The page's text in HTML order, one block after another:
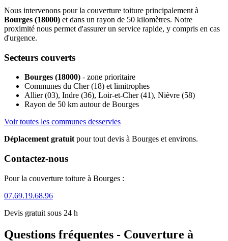
Nous intervenons pour la couverture toiture principalement à
Bourges (18000) et dans un rayon de 50 kilomètres. Notre
proximité nous permet d'assurer un service rapide, y compris en cas
d'urgence.
Secteurs couverts
Bourges (18000) - zone prioritaire
Communes du Cher (18) et limitrophes
Allier (03), Indre (36), Loir-et-Cher (41), Nièvre (58)
Rayon de 50 km autour de Bourges
Voir toutes les communes desservies
Déplacement gratuit pour tout devis à Bourges et environs.
Contactez-nous
Pour la couverture toiture à Bourges :
07.69.19.68.96
Devis gratuit sous 24 h
Questions fréquentes - Couverture à